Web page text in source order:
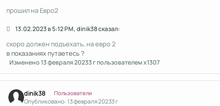
прошил на Евро2
13.02.2023 в 5:12 PM, dinik38 сказал:
скоро должен подъехать, на евро 2
в показаниях путаетесь ?
Изменено13 февраля 20233 гпользователем x1307
dinik38 Пользователи
Опубликовано:13 февраля 20233 г